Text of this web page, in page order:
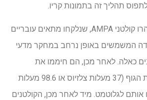
תהליך זה בתמונות קריו.
לשם כך, המדענים טיהרו קולטני AMPA, שנלקחו מתאים עובריים
המשמשים באופן נרחב במחקר מדעי
כאלה. לאחר מכן, הם חיממו את
הקולטנים לטמפרטורת הגוף (37 מעלות צלזיוס או 98.6 מעלות
אותם לגלוטמט. מיד לאחר מכן, הקולטנים